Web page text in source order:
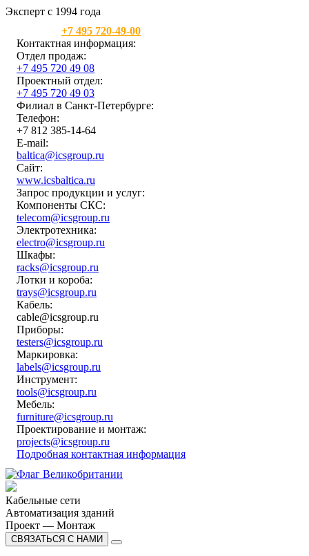
Эксперт с 1994 года
+7 495 720-49-00
Контактная информация:
Отдел продаж:
+7 495 720 49 08
Проектный отдел:
+7 495 720 49 03
Филиал в Санкт-Петербурге:
Телефон:
+7 812 385-14-64
E-mail:
baltica@icsgroup.ru
Сайт:
www.icsbaltica.ru
Запрос продукции и услуг:
Компоненты СКС:
telecom@icsgroup.ru
Электротехника:
electro@icsgroup.ru
Шкафы:
racks@icsgroup.ru
Лотки и короба:
trays@icsgroup.ru
Кабель:
cable@icsgroup.ru
Приборы:
testers@icsgroup.ru
Маркировка:
labels@icsgroup.ru
Инструмент:
tools@icsgroup.ru
Мебель:
furniture@icsgroup.ru
Проектирование и монтаж:
projects@icsgroup.ru
Подробная контактная информация
Кабельные сети
Автоматизация зданий
Проект — Монтаж
СВЯЗАТЬСЯ С НАМИ